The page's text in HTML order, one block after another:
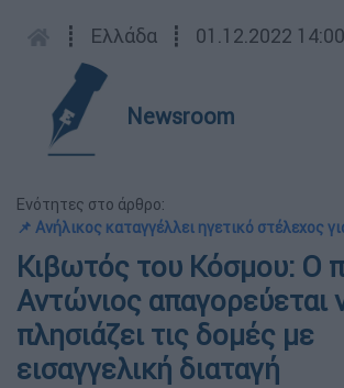
┋ Ελλάδα ┋ 01.12.2022 14:00
Newsroom
Ενότητες στο άρθρο:
📌 Ανήλικος καταγγέλλει ηγετικό στέλεχος
Κιβωτός του Κόσμου: Ο
Αντώνιος απαγορεύεται
πλησιάζει τις δομές με
εισαγγελική διαταγή